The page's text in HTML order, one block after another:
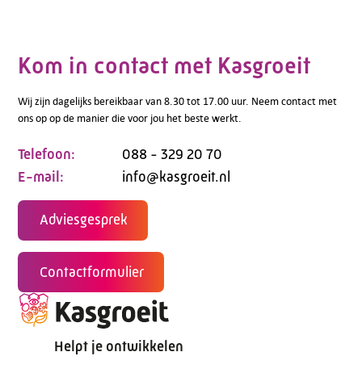
Kom in contact met Kasgroeit
Wij zijn dagelijks bereikbaar van 8.30 tot 17.00 uur. Neem contact met
ons op op de manier die voor jou het beste werkt.
Telefoon:
088 - 329 20 70
E-mail:
info@kasgroeit.nl
Adviesgesprek
Contactformulier
Helpt je ontwikkelen